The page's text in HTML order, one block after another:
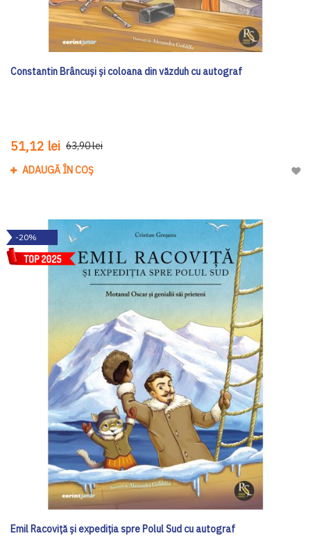
Constantin Brâncuși și coloana din văzduh cu autograf
51,12 lei 63,90 lei
ADAUGĂ ÎN COȘ
-20%
Emil Racoviță și expediția spre Polul Sud cu autograf